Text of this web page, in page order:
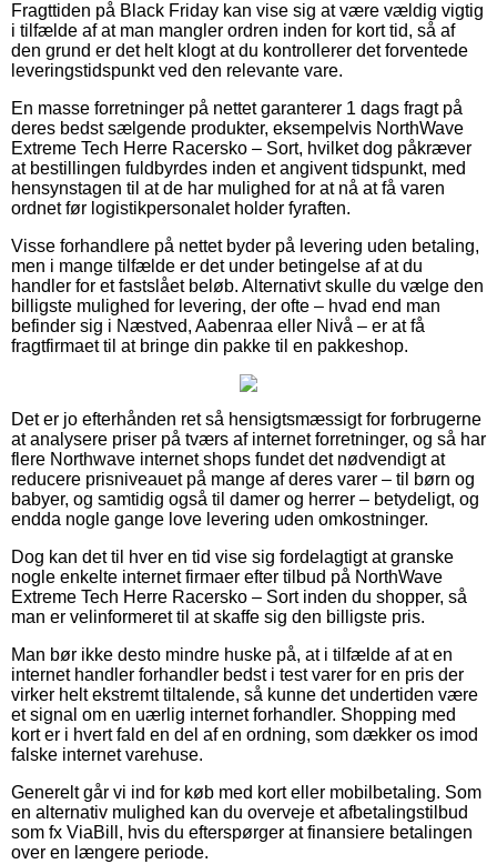
Fragttiden på Black Friday kan vise sig at være vældig vigtig
i tilfælde af at man mangler ordren inden for kort tid, så af
den grund er det helt klogt at du kontrollerer det forventede
leveringstidspunkt ved den relevante vare.
En masse forretninger på nettet garanterer 1 dags fragt på
deres bedst sælgende produkter, eksempelvis NorthWave
Extreme Tech Herre Racersko – Sort, hvilket dog påkræver
at bestillingen fuldbyrdes inden et angivent tidspunkt, med
hensynstagen til at de har mulighed for at nå at få varen
ordnet før logistikpersonalet holder fyraften.
Visse forhandlere på nettet byder på levering uden betaling,
men i mange tilfælde er det under betingelse af at du
handler for et fastslået beløb. Alternativt skulle du vælge den
billigste mulighed for levering, der ofte – hvad end man
befinder sig i Næstved, Aabenraa eller Nivå – er at få
fragtfirmaet til at bringe din pakke til en pakkeshop.
Det er jo efterhånden ret så hensigtsmæssigt for forbrugerne
at analysere priser på tværs af internet forretninger, og så har
flere Northwave internet shops fundet det nødvendigt at
reducere prisniveauet på mange af deres varer – til børn og
babyer, og samtidig også til damer og herrer – betydeligt, og
endda nogle gange love levering uden omkostninger.
Dog kan det til hver en tid vise sig fordelagtigt at granske
nogle enkelte internet firmaer efter tilbud på NorthWave
Extreme Tech Herre Racersko – Sort inden du shopper, så
man er velinformeret til at skaffe sig den billigste pris.
Man bør ikke desto mindre huske på, at i tilfælde af at en
internet handler forhandler bedst i test varer for en pris der
virker helt ekstremt tiltalende, så kunne det undertiden være
et signal om en uærlig internet forhandler. Shopping med
kort er i hvert fald en del af en ordning, som dækker os imod
falske internet varehuse.
Generelt går vi ind for køb med kort eller mobilbetaling. Som
en alternativ mulighed kan du overveje et afbetalingstilbud
som fx ViaBill, hvis du efterspørger at finansiere betalingen
over en længere periode.